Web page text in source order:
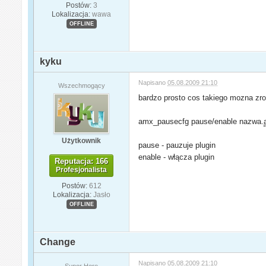
Postów: 3
Lokalizacja: wawa
OFFLINE
kyku
Wszechmogący
Użytkownik
Reputacja: 166
Profesjonalista
Postów: 612
Lokalizacja: Jasło
OFFLINE
Napisano05.08.2009 21:10
bardzo prosto cos takiego mozna
amx_pausecfg pause/enable nazwa.
pause - pauzuje plugin
enable - włącza plugin
Change
Napisano05.08.2009 21:10